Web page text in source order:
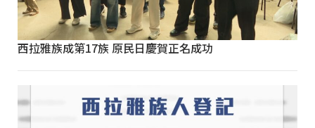
西拉雅族成第17族 原民日慶賀正名成功